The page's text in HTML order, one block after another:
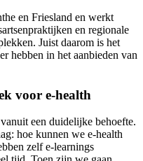
en Friesland en werkt
en regionale
Juist daarom is het
hebben in het aanbieden van
voor e-health
een duidelijke behoefte.
hoe kunnen we e-health
zelf e-learnings